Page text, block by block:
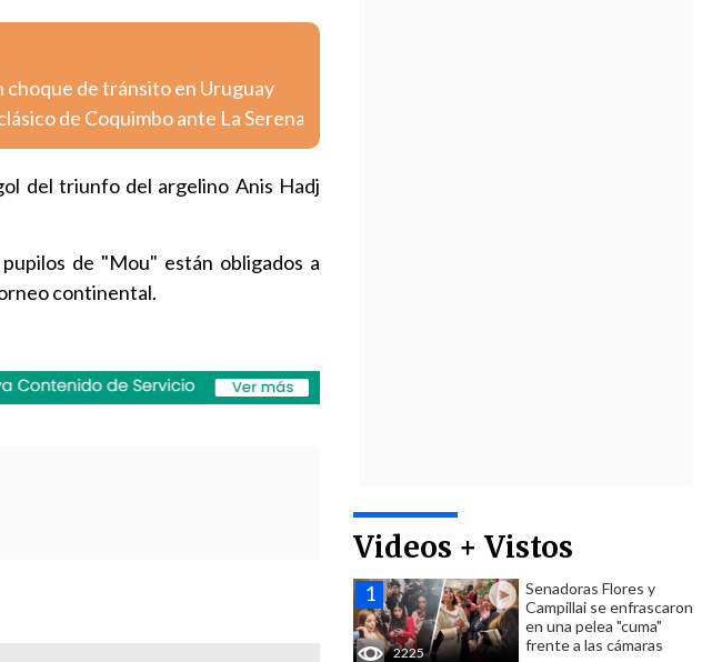
Videos + Vistos
2225
Senadoras Flores y
Campillai se enfrascaron
en una pelea "cuma"
frente a las cámaras
choque de tránsito en Uruguay
de Coquimbo ante La Serena
del triunfo del argelino Anis Hadj
de "Mou" están obligados a
continental.